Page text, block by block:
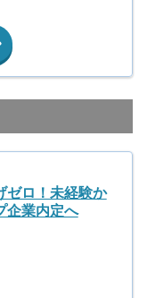
ゼロ！未経験か
企業内定へ